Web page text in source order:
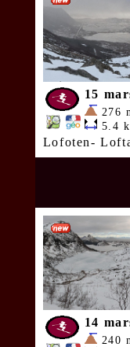
15
276
5.4
Lofoten-
14
240